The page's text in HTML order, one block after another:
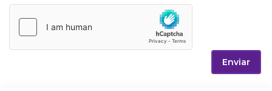
Enviar